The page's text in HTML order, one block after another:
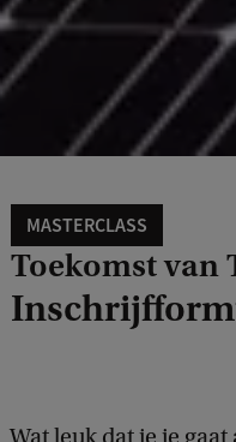
MASTERCLASS
Toekomst van